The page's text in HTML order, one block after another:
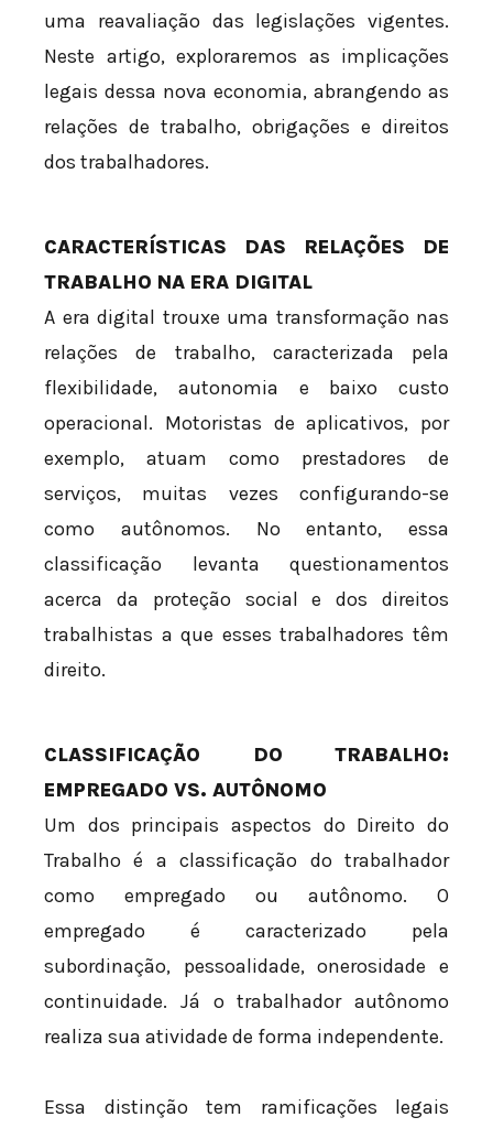
uma reavaliação das legislações vigentes.
Neste artigo, exploraremos as implicações
legais dessa nova economia, abrangendo as
relações de trabalho, obrigações e direitos
dos trabalhadores.
CARACTERÍSTICAS DAS RELAÇÕES DE
TRABALHO NA ERA DIGITAL
A era digital trouxe uma transformação nas
relações de trabalho, caracterizada pela
flexibilidade, autonomia e baixo custo
operacional. Motoristas de aplicativos, por
exemplo, atuam como prestadores de
serviços, muitas vezes configurando-se
como autônomos. No entanto, essa
classificação levanta questionamentos
acerca da proteção social e dos direitos
trabalhistas a que esses trabalhadores têm
direito.
CLASSIFICAÇÃO DO TRABALHO:
EMPREGADO VS. AUTÔNOMO
Um dos principais aspectos do Direito do
Trabalho é a classificação do trabalhador
como empregado ou autônomo. O
empregado é caracterizado pela
subordinação, pessoalidade, onerosidade e
continuidade. Já o trabalhador autônomo
realiza sua atividade de forma independente.
Essa distinção tem ramificações legais